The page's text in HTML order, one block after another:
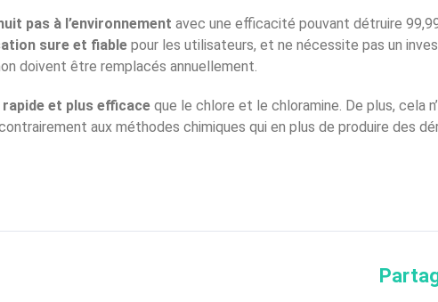
pas à l’environnement avec une efficacité pouvant détruire
sure et fiable pour les utilisateurs, et ne nécessite pas un
doivent être remplacés annuellement.
et plus efficace que le chlore et le chloramine. De plus, cela
aux méthodes chimiques qui en plus de produire des